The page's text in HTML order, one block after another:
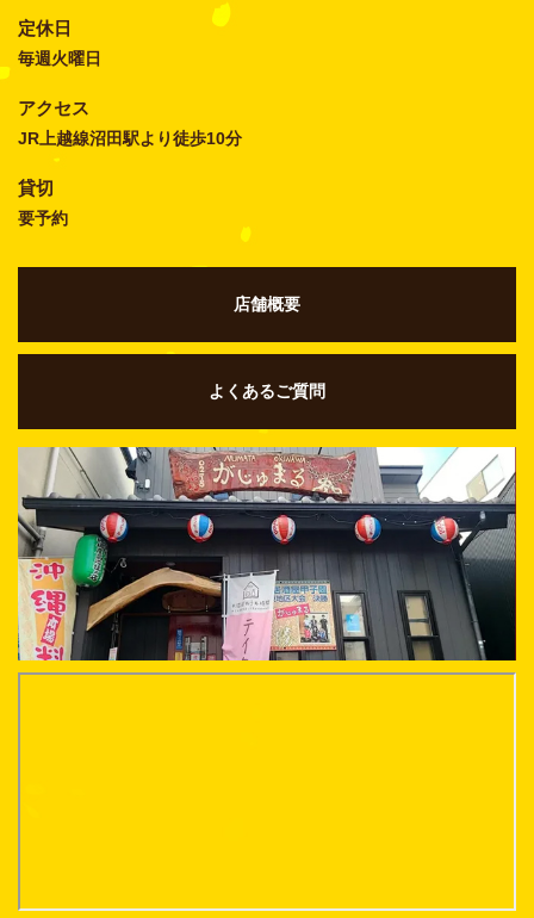
定休日
毎週火曜日
アクセス
JR上越線沼田駅より徒歩10分
貸切
要予約
店舗概要
よくあるご質問